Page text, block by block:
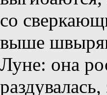
со
выше
Луне: она